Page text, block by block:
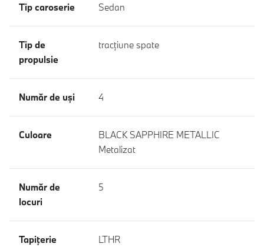
Tip caroserie Sedan
Tip de
propulsie
tracţiune spate
Număr de uşi 4
Culoare
BLACK SAPPHIRE METALLIC
Metalizat
Număr de
locuri
5
Tapiţerie
LTHR